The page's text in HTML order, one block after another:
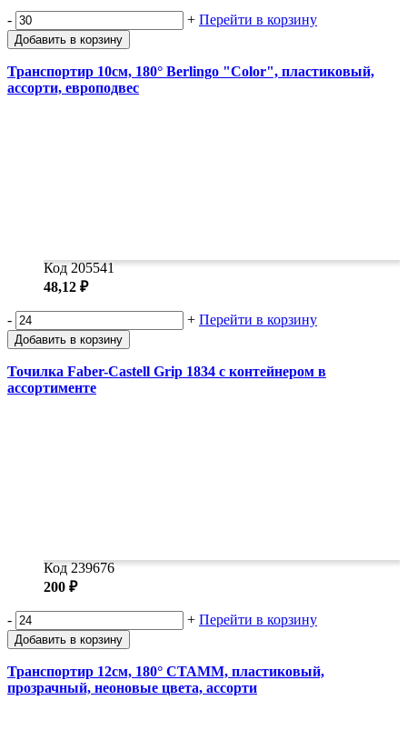
- + Перейти в корзину
Добавить в корзину
Транспортир 10см, 180° Berlingo "Color", пластиковый,
ассорти, европодвес
Код 205541
48,12 ₽
- + Перейти в корзину
Добавить в корзину
Точилка Faber-Castell Grip 1834 с контейнером в
ассортименте
Код 239676
200 ₽
- + Перейти в корзину
Добавить в корзину
Транспортир 12см, 180° СТАММ, пластиковый,
прозрачный, неоновые цвета, ассорти